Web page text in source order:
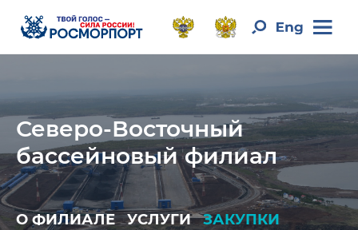
Северо-Восточный
бассейновый филиал
О ФИЛИАЛЕ УСЛУГИ
ЗАКУПКИ